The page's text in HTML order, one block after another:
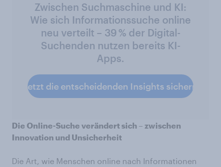
Zwischen Suchmaschine und KI:
Wie sich Informationssuche online
neu verteilt – 39 % der Digital-
Suchenden nutzen bereits KI-
Apps.
Jetzt die entscheidenden Insights sichern
Die Online-Suche verändert sich – zwischen
Innovation und Unsicherheit
Die Art, wie Menschen online nach Informationen